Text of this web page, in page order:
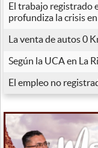
El trabajo registrado
profundiza la crisis
La venta de autos 0
Según la UCA en La
El empleo no